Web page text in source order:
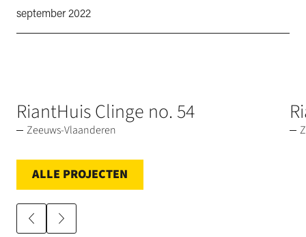
september 2022
RiantHuis Clinge no. 54
Zeeuws-Vlaanderen
ALLE PROJECTEN